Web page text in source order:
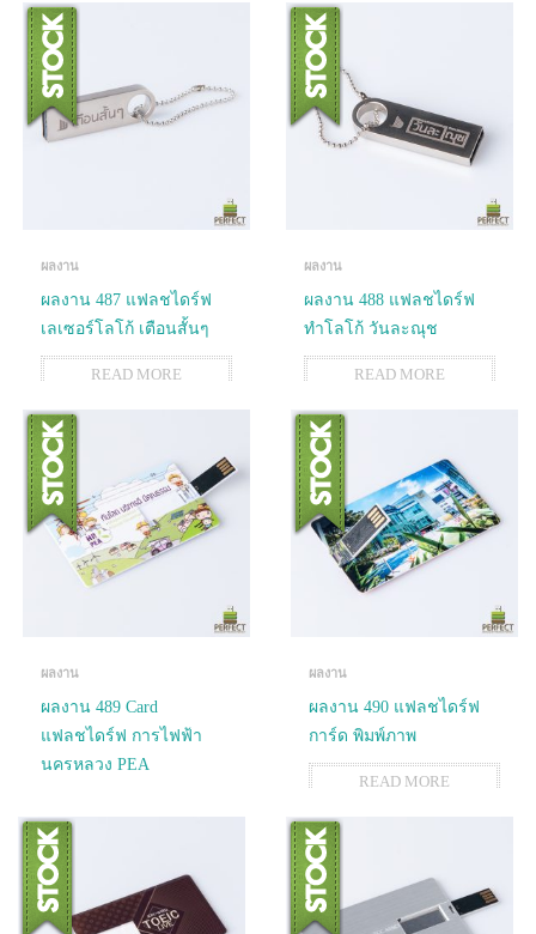
ผลงาน
ผลงาน 487 แฟลชไดร์ฟ
เลเซอร์โลโก้ เตือนสั้นๆ
READ MORE
ผลงาน
ผลงาน 488 แฟลชไดร์ฟ
ทำโลโก้ วันละณุช
READ MORE
ผลงาน
ผลงาน 489 Card
แฟลชไดร์ฟ การไฟฟ้า
นครหลวง PEA
ผลงาน
ผลงาน 490 แฟลชไดร์ฟ
การ์ด พิมพ์ภาพ
READ MORE